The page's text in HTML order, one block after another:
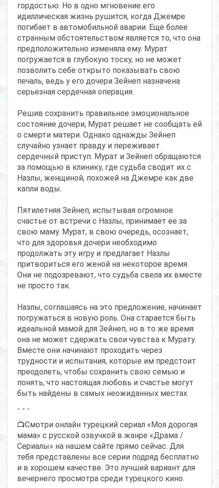
гордостью. Но в одно мгновение его
идиллическая жизнь рушится, когда Джемре
погибает в автомобильной аварии. Еще более
странным обстоятельством является то, что она
предположительно изменяла ему. Мурат
погружается в глубокую тоску, но не может
позволить себе открыто показывать свою
печаль, ведь у его дочери Зейнеп назначена
серьезная сердечная операция.
Решив сохранить правильное эмоциональное
состояние дочери, Мурат решает не сообщать ей
о смерти матери. Однако однажды Зейнеп
случайно узнает правду и переживает
сердечный приступ. Мурат и Зейнеп обращаются
за помощью в клинику, где судьба сводит их с
Назлы, женщиной, похожей на Джемре как две
капли воды.
Пятилетняя Зейнеп, испытывая огромное
счастье от встречи с Назлы, принимает ее за
свою маму. Мурат, в свою очередь, осознает,
что для здоровья дочери необходимо
продолжать эту игру и предлагает Назлы
притвориться его женой на некоторое время.
Они не подозревают, что судьба свела их вместе
не просто так.
Назлы, соглашаясь на это предложение, начинает
погружаться в новую роль. Она старается быть
идеальной мамой для Зейнеп, но в то же время
она не может сдержать свои чувства к Мурату.
Вместе они начинают проходить через
трудности и испытания, которые им предстоит
преодолеть, чтобы сохранить свою семью и
понять, что настоящая любовь и счастье могут
быть найдены в самых неожиданных местах.
- - -
📺Смотри онлайн турецкий сериал «Моя дорогая
мама» с русской озвучкой в жанре «Драма /
Сериалы» на нашем сайте прямо сейчас. Для
тебя представлены все серии подряд бесплатно
и в хорошем качестве. Это лучший вариант для
вечернего просмотра среди турецкого кино.